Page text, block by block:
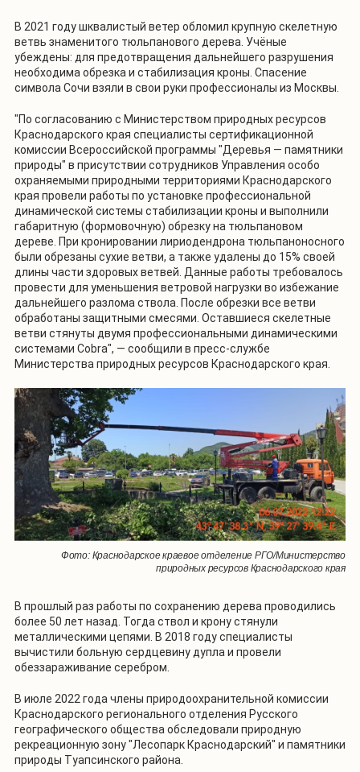
В 2021 году шквалистый ветер обломил крупную скелетную
ветвь знаменитого тюльпанового дерева. Учёные
убеждены: для предотвращения дальнейшего разрушения
необходима обрезка и стабилизация кроны. Спасение
символа Сочи взяли в свои руки профессионалы из Москвы.
"По согласованию с Министерством природных ресурсов
Краснодарского края специалисты сертификационной
комиссии Всероссийской программы "Деревья — памятники
природы" в присутствии сотрудников Управления особо
охраняемыми природными территориями Краснодарского
края провели работы по установке профессиональной
динамической системы стабилизации кроны и выполнили
габаритную (формовочную) обрезку на тюльпановом
дереве. При кронировании лириодендрона тюльпаноносного
были обрезаны сухие ветви, а также удалены до 15% своей
длины части здоровых ветвей. Данные работы требовалось
провести для уменьшения ветровой нагрузки во избежание
дальнейшего разлома ствола. После обрезки все ветви
обработаны защитными смесями. Оставшиеся скелетные
ветви стянуты двумя профессиональными динамическими
системами Cobra", — сообщили в пресс-службе
Министерства природных ресурсов Краснодарского края.
Фото: Краснодарское краевое отделение РГО/Министерство
природных ресурсов Краснодарского края
В прошлый раз работы по сохранению дерева проводились
более 50 лет назад. Тогда ствол и крону стянули
металлическими цепями. В 2018 году специалисты
вычистили больную сердцевину дупла и провели
обеззараживание серебром.
В июле 2022 года члены природоохранительной комиссии
Краснодарского регионального отделения Русского
географического общества обследовали природную
рекреационную зону "Лесопарк Краснодарский" и памятники
природы Туапсинского района.